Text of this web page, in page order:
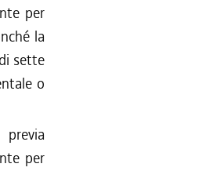
per
la
sette
o
per